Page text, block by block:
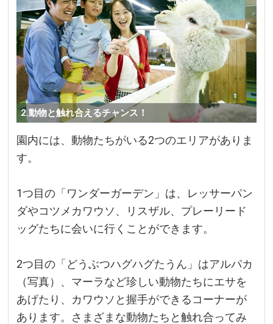
2.動物と触れ合えるチャンス！
園内には、動物たちがいる2つのエリアがありま
す。
1つ目の「ワンダーガーデン」は、レッサーパン
ダやコツメカワウソ、リスザル、プレーリード
ッグたちに会いに行くことができます。
2つ目の「どうぶつハグハグたうん」はアルパカ
（写真）、マーラなど珍しい動物たちにエサを
あげたり、カワウソと握手ができるコーナーが
あります。さまざまな動物たちと触れ合ってみ